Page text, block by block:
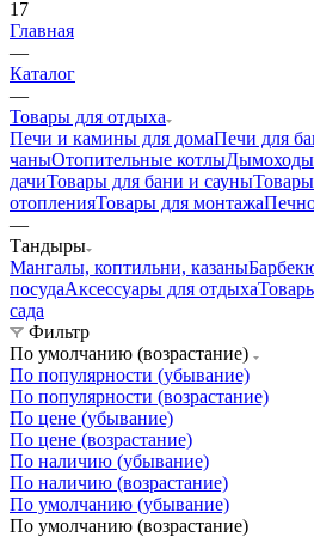
17
Главная
—
Каталог
—
Товары для отдыха
Печи и камины для домаПечи для
чаныОтопительные котлыДымоходы
дачиТовары для бани и сауны
отопленияТовары для монтажа
—
Тандыры
Мангалы, коптильни, казаны
посудаАксессуары для отдыха
сада
Фильтр
По умолчанию (возрастание)
По популярности (убывание)
По популярности (возрастание)
По цене (убывание)
По цене (возрастание)
По наличию (убывание)
По наличию (возрастание)
По умолчанию (убывание)
По умолчанию (возрастание)